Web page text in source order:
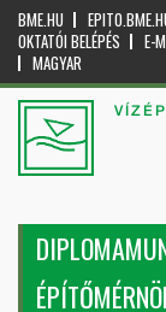
BME.HU
OKTATÓI BELÉPÉS
E-
MAGYAR